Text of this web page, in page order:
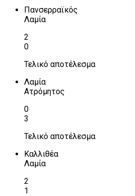
Πανσερραϊκός
Λαμία
2
0
Τελικό αποτέλεσμα
Λαμία
Ατρόμητος
0
3
Τελικό αποτέλεσμα
Καλλιθέα
Λαμία
2
1